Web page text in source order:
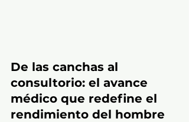
De las canchas al
consultorio: el avance
médico que redefine el
rendimiento del hombre